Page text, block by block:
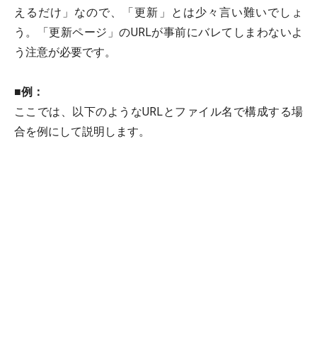
えるだけ」なので、「更新」とは少々言い難いでしょ
う。「更新ページ」のURLが事前にバレてしまわないよ
う注意が必要です。
■例：
ここでは、以下のようなURLとファイル名で構成する場
合を例にして説明します。